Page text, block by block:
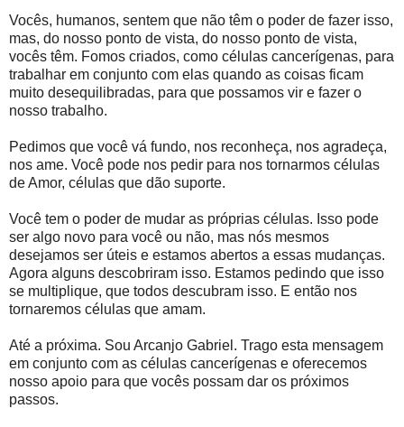
Vocês, humanos, sentem que não têm o poder de fazer isso,
mas, do nosso ponto de vista, do nosso ponto de vista,
vocês têm. Fomos criados, como células cancerígenas, para
trabalhar em conjunto com elas quando as coisas ficam
muito desequilibradas, para que possamos vir e fazer o
nosso trabalho.
Pedimos que você vá fundo, nos reconheça, nos agradeça,
nos ame. Você pode nos pedir para nos tornarmos células
de Amor, células que dão suporte.
Você tem o poder de mudar as próprias células. Isso pode
ser algo novo para você ou não, mas nós mesmos
desejamos ser úteis e estamos abertos a essas mudanças.
Agora alguns descobriram isso. Estamos pedindo que isso
se multiplique, que todos descubram isso. E então nos
tornaremos células que amam.
Até a próxima. Sou Arcanjo Gabriel. Trago esta mensagem
em conjunto com as células cancerígenas e oferecemos
nosso apoio para que vocês possam dar os próximos
passos.